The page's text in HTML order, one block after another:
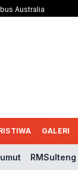
Australia
GALERI
RMSulteng